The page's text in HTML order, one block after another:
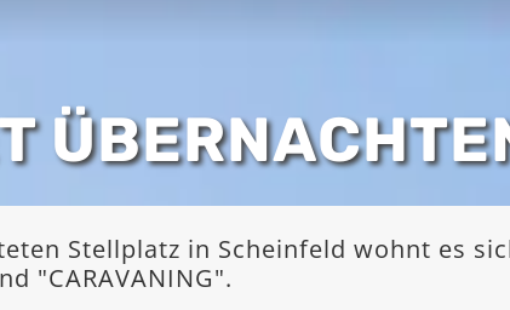
Stellplatz in Scheinfeld wohnt es
"CARAVANING".